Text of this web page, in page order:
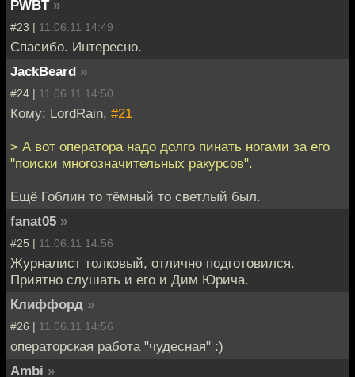
PWBT »
#23 | 11.06.11 14:49
Спасибо. Интересно.
JackBeard »
#24 | 11.06.11 14:50
Кому: LordRain, #21
> А вот оператора надо долго пинать ногами за его
"поиски многозначительных ракурсов".
Ещё Гоблин то тёмный то светлый был.
fanat05 »
#25 | 11.06.11 14:56
Журналист толковый, отлично подготовился.
Приятно слушать и его и Дим Юрича.
Клиффорд »
#26 | 11.06.11 14:56
операторская работа "чудесная" :)
Ambi »